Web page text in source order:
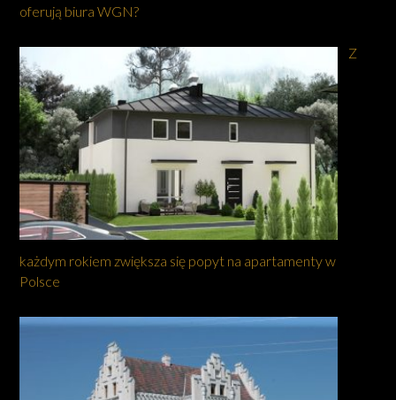
oferują biura WGN?
Z
każdym rokiem zwiększa się popyt na apartamenty w
Polsce